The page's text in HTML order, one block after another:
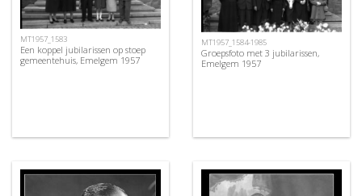
MT1957_1583
Een koppel jubilarissen op stoep
gemeentehuis, Emelgem 1957
MT1957_1584-1985
Groepsfoto met 3 jubilarissen,
Emelgem 1957